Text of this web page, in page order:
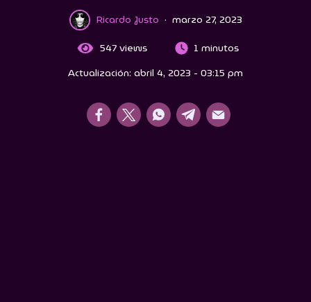
Ricardo Justo · marzo 27, 2023
547views
1 minutos
Actualización: abril 4, 2023 - 03:15 pm